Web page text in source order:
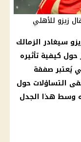
زيزو للأهلي
سيغادرالزمالك
كيفية تأثيره
يُعتبر صفقة
التساؤلات حول
وسط هذا الجدل